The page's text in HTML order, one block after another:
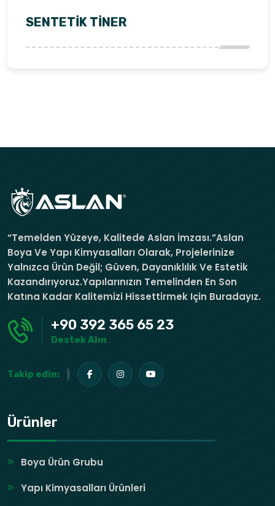
SENTETİK TİNER
“Temelden Yüzeye, Kalitede Aslan İmzası.”Aslan
Boya Ve Yapı Kimyasalları Olarak, Projelerinize
Yalnızca Ürün Değil; Güven, Dayanıklılık Ve Estetik
Kazandırıyoruz.Yapılarınızın Temelinden En Son
Katına Kadar Kalitemizi Hissettirmek Için Buradayız.
+90 392 365 65 23
Destek Alın
Takip edin:
Ürünler
Boya Ürün Grubu
Yapı Kimyasalları Ürünleri